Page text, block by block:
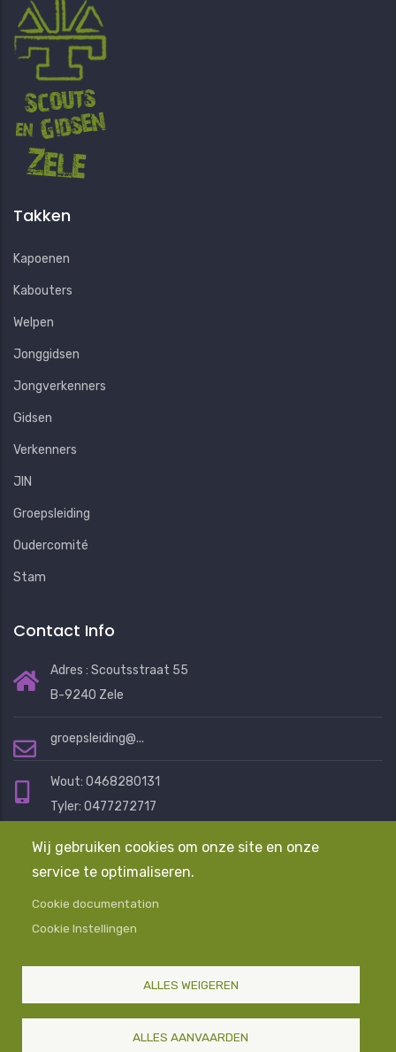
Wij gebruiken cookies om onze site en onze
service te optimaliseren.
Cookie documentation
Cookie Instellingen
ALLES WEIGEREN
ALLES AANVAARDEN
Takken
Kapoenen
Kabouters
Welpen
Jonggidsen
Jongverkenners
Gidsen
Verkenners
JIN
Groepsleiding
Oudercomité
Stam
Contact Info
Adres : Scoutsstraat 55
B-9240 Zele
groepsleiding@...
Wout: 0468280131
Tyler: 0477272717
Mail ons en we helpen je graag
Algemene Voorwaarden Privacyverklaring
© CopyrightScouts en Gidsen Zele2025-2026. Alle
Rechten Voorbehouden